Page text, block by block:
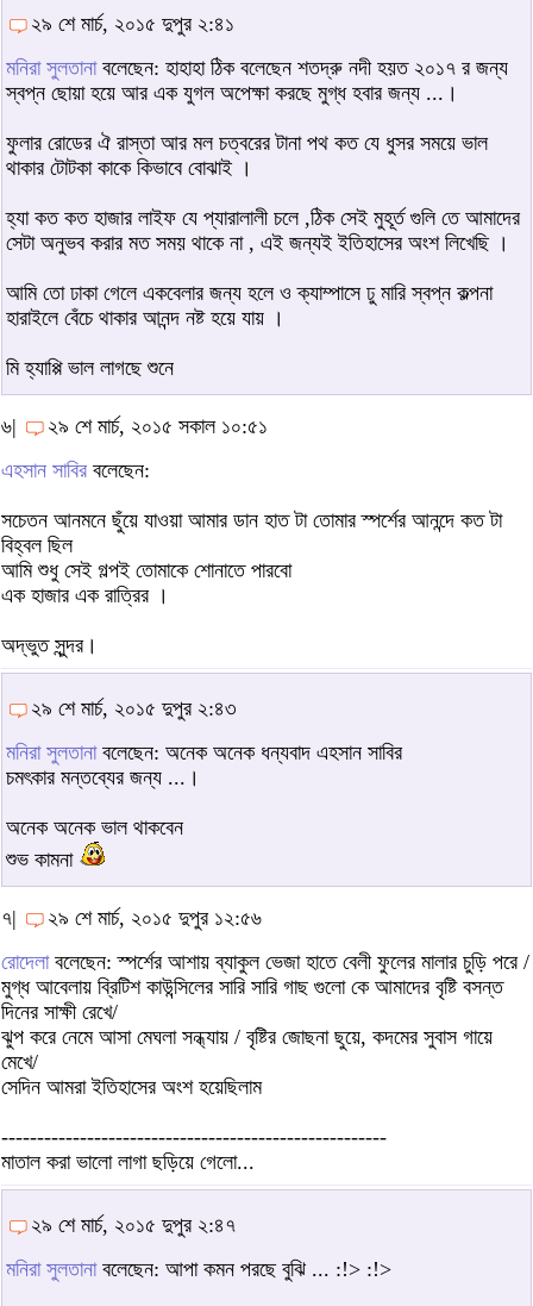
২৯ শে মার্চ, ২০১৫ দুপুর ২:৪১
মনিরা সুলতানাবলেছেন: হাহাহা ঠিক বলেছেন শতদ্রু নদী হয়ত ২০১৭ র জন্য
স্বপ্ন ছোয়া হয়ে আর এক যুগল অপেক্ষা করছে মুগ্ধ হবার জন্য ...।
ফুলার রোডের ঐ রাস্তা আর মল চত্বরের টানা পথ কত যে ধুসর সময়ে ভাল
থাকার টোটকা কাকে কিভাবে বোঝাই ।
হ্যা কত কত হাজার লাইফ যে প্যারালালী চলে ,ঠিক সেই মুহূর্ত গুলি তে আমাদের
সেটা অনুভব করার মত সময় থাকে না , এই জন্যই ইতিহাসের অংশ লিখেছি ।
আমি তো ঢাকা গেলে একবেলার জন্য হলে ও ক্যাম্পাসে ঢু মারি স্বপ্ন কল্পনা
হারাইলে বেঁচে থাকার আনন্দ নষ্ট হয়ে যায় ।
মি হ্যাপ্পি ভাল লাগছে শুনে
৬|
২৯ শে মার্চ, ২০১৫ সকাল ১০:৫১
এহসান সাবির বলেছেন:
সচেতন আনমনে ছুঁয়ে যাওয়া আমার ডান হাত টা তোমার স্পর্শের আনন্দে কত টা
বিহ্বল ছিল
আমি শুধু সেই গল্পই তোমাকে শোনাতে পারবো
এক হাজার এক রাত্রির ।
অদ্ভুত সুন্দর।
২৯ শে মার্চ, ২০১৫ দুপুর ২:৪৩
মনিরা সুলতানাবলেছেন: অনেক অনেক ধন্যবাদ এহসান সাবির
চমৎকার মন্তব্যের জন্য ...।
অনেক অনেক ভাল থাকবেন
শুভ কামনা
৭|
২৯ শে মার্চ, ২০১৫ দুপুর ১২:৫৬
রোদেলাবলেছেন: স্পর্শের আশায় ব্যাকুল ভেজা হাতে বেলী ফুলের মালার চুড়ি পরে /
মুগ্ধ আবেলায় ব্রিটিশ কাউন্সিলের সারি সারি গাছ গুলো কে আমাদের বৃষ্টি বসন্ত
দিনের সাক্ষী রেখে/
ঝুপ করে নেমে আসা মেঘলা সন্ধ্যায় / বৃষ্টির জোছনা ছুয়ে, কদমের সুবাস গায়ে
মেখে/
সেদিন আমরা ইতিহাসের অংশ হয়েছিলাম
------------------------------------------------------
মাতাল করা ভালো লাগা ছড়িয়ে গেলো...
২৯ শে মার্চ, ২০১৫ দুপুর ২:৪৭
মনিরা সুলতানাবলেছেন: আপা কমন পরছে বুঝি ... :!> :!>